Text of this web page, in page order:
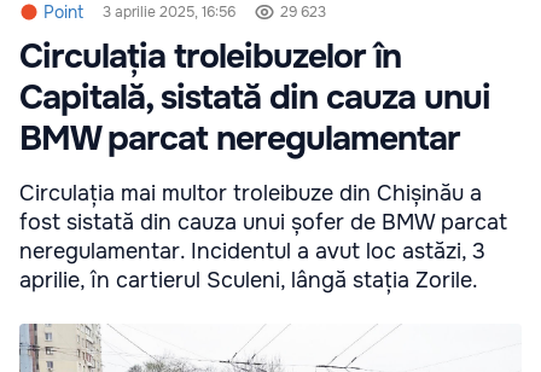
Point 3 aprilie 2025, 16:56 29 623
Circulația troleibuzelor în
Capitală, sistată din cauza unui
BMW parcat neregulamentar
Circulația mai multor troleibuze din Chișinău a
fost sistată din cauza unui șofer de BMW parcat
neregulamentar. Incidentul a avut loc astăzi, 3
aprilie, în cartierul Sculeni, lângă stația Zorile.